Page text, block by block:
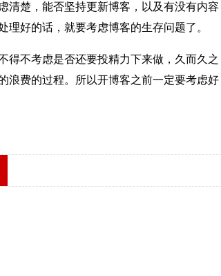
清楚，能否坚持更新博客，以及有没有内容
好的话，就要考虑博客的生存问题了。
得不考虑是否还要投精力下来做，久而久之
浪费的过程。所以开博客之前一定要考虑好